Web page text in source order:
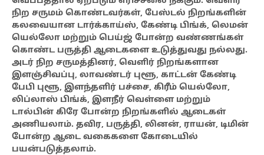
நிற சருமம் கொண்டவர்கள், பேஸ்டல் நிறங்களின்
கலவையான டார்க்காய்ஸ், கேண்டி பிங்க், லெமன்
யெல்லோ மற்றும் பெய்ஜ் போன்ற வண்ணங்கள்
கொண்ட பருத்தி ஆடைகளை உடுத்துவது நல்லது.
அடர் நிற சருமத்தினர், வெளிர் நிறங்களான
இளஞ்சிவப்பு, லாவண்டர் புளூ, காட்டன் கேண்டி
பேபி புளூ, இளந்தளிர் பச்சை, கிரீம் யெல்லோ,
லிப்லாஸ் பிங்க், இளநீர் வெள்ளை மற்றும்
டால்பின் கிரே போன்ற நிறங்களில் ஆடைகள்
அணியலாம். தவிர, பருத்தி, லினன், ராயன், டிமின்
போன்ற ஆடை வகைகளை கோடையில்
பயன்படுத்தலாம்.